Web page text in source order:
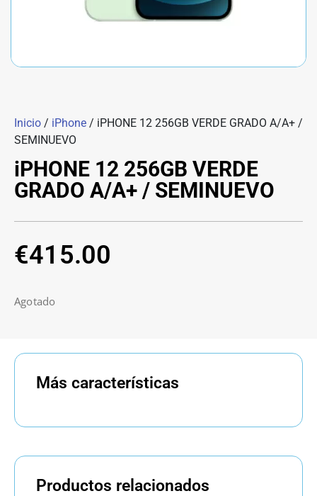
Inicio / iPhone / iPHONE 12 256GB VERDE GRADO A/A+ /
SEMINUEVO
iPHONE 12 256GB VERDE
GRADO A/A+ / SEMINUEVO
€415.00
Agotado
Más características
Productos relacionados